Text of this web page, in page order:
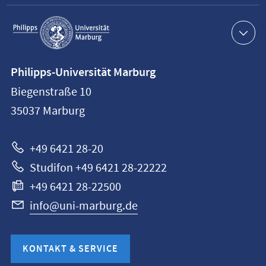
Service-
Navigation
Philipps-
Universität
Marburg
Philipps-Universität Marburg
Biegenstraße 10
35037 Marburg
+49 6421 28-20
Studifon +49 6421 28-22222
+49 6421 28-22500
info@uni-marburg.de
KONTAKT & SERVICE